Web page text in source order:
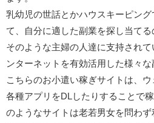
乳幼児の世話とかハウスキーピン
て、自分に適した副業を探し当てる
そのような主婦の人達に支持され
ンターネットを有効活用した様々な
こちらのお小遣い稼ぎサイトは、
各種アプリをDLしたりすることで
のようなサイトは老若男女を問わ